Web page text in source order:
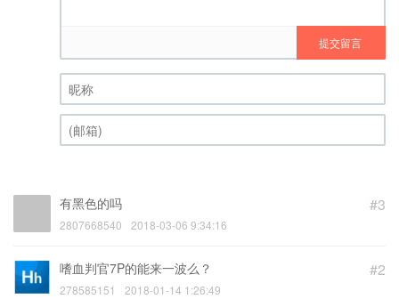
提交留言
昵称 (必填)
#3
有黑色的吗
2807668540 2018-03-06 9:34:16
#2
嗜血判官7P的能来一波么？
278585151 2018-01-14 1:26:49